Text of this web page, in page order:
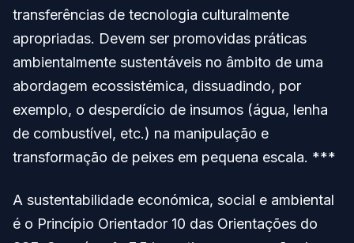
transferências de tecnologia culturalmente
apropriadas. Devem ser promovidas práticas
ambientalmente sustentáveis no âmbito de uma
abordagem ecossistémica, dissuadindo, por
exemplo, o desperdício de insumos (água, lenha
de combustível, etc.) na manipulação e
transformação de peixes em pequena escala. ***
A sustentabilidade económica, social e ambiental
é o Princípio Orientador 10 das Orientações do